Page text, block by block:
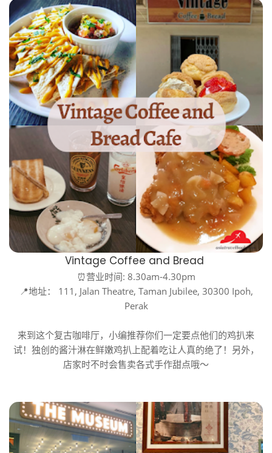
Vintage Coffee and Bread
⏰营业时间: 8.30am-4.30pm
📍地址： 111, Jalan Theatre, Taman Jubilee, 30300 Ipoh,
Perak
来到这个复古咖啡厅，小编推荐你们一定要点他们的鸡扒来
试！独创的酱汁淋在鲜嫩鸡扒上配着吃让人真的绝了！另外，
店家时不时会售卖各式手作甜点哦～